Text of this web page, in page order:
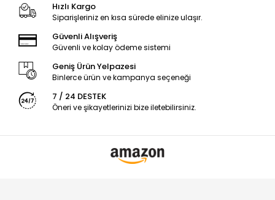
Hızlı Kargo
Siparişleriniz en kısa sürede elinize ulaşır.
Güvenli Alışveriş
Güvenli ve kolay ödeme sistemi
Geniş Ürün Yelpazesi
Binlerce ürün ve kampanya seçeneği
7 / 24 DESTEK
Öneri ve şikayetlerinizi bize iletebilirsiniz.